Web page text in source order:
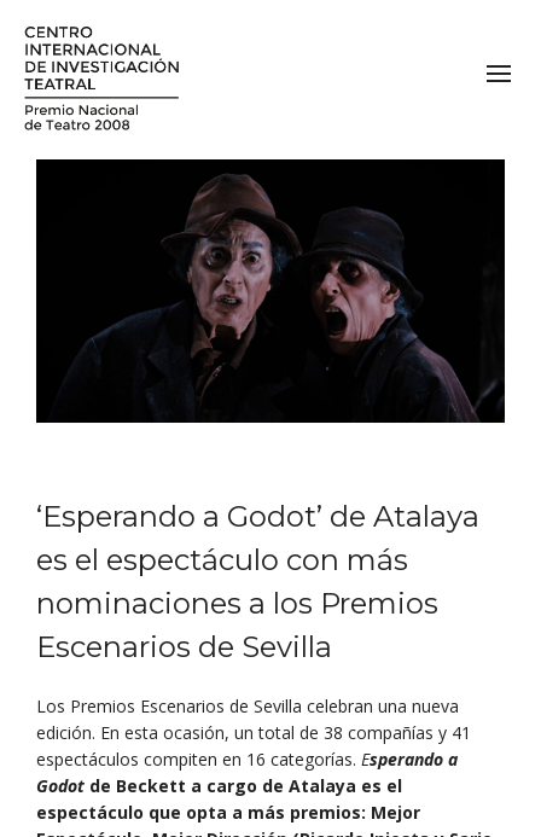
‘Esperando a Godot’ de Atalaya
es el espectáculo con más
nominaciones a los Premios
Escenarios de Sevilla
Los Premios Escenarios de Sevilla celebran una nueva
edición. En esta ocasión, un total de 38 compañías y 41
espectáculos compiten en 16 categorías. Esperando a
Godot de Beckett a cargo de Atalaya es el
espectáculo que opta a más premios: Mejor